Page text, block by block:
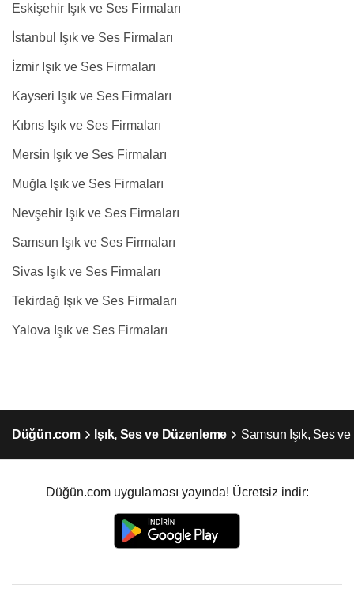
Eskişehir Işık ve Ses Firmaları
İstanbul Işık ve Ses Firmaları
İzmir Işık ve Ses Firmaları
Kayseri Işık ve Ses Firmaları
Kıbrıs Işık ve Ses Firmaları
Mersin Işık ve Ses Firmaları
Muğla Işık ve Ses Firmaları
Nevşehir Işık ve Ses Firmaları
Samsun Işık ve Ses Firmaları
Sivas Işık ve Ses Firmaları
Tekirdağ Işık ve Ses Firmaları
Yalova Işık ve Ses Firmaları
Düğün.com Işık, Ses ve Düzenleme Samsun Işık, Ses
Düğün.com uygulaması yayında! Ücretsiz indir: